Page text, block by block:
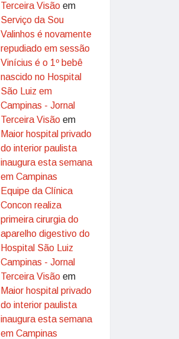
Terceira Visão em
Serviço da Sou
Valinhos é novamente
repudiado em sessão
Vinícius é o 1º bebê
nascido no Hospital
São Luiz em
Campinas - Jornal
Terceira Visão em
Maior hospital privado
do interior paulista
inaugura esta semana
em Campinas
Equipe da Clínica
Concon realiza
primeira cirurgia do
aparelho digestivo do
Hospital São Luiz
Campinas - Jornal
Terceira Visão em
Maior hospital privado
do interior paulista
inaugura esta semana
em Campinas